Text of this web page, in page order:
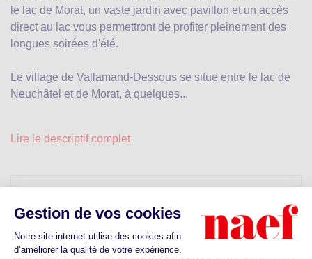
le lac de Morat, un vaste jardin avec pavillon et un accès
direct au lac vous permettront de profiter pleinement des
longues soirées d'été.
Le village de Vallamand-Dessous se situe entre le lac de
Neuchâtel et de Morat, à quelques...
Lire le descriptif complet
Prendre rendez-vous pour un premier
contact
Vendredi Lundi Mardi